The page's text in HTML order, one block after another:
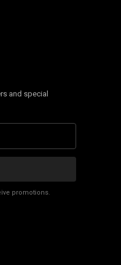
and special
promotions.